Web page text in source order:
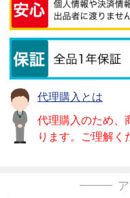
代理購入とは
代理購入のため、
ります。ご理解く